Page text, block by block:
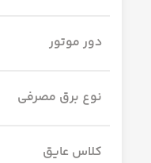
دور موتور
نوع برق مصرفی
کلاس عایق